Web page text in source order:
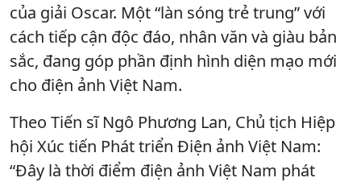
của giải Oscar. Một “làn sóng trẻ trung” với
cách tiếp cận độc đáo, nhân văn và giàu bản
sắc, đang góp phần định hình diện mạo mới
cho điện ảnh Việt Nam.
Theo Tiến sĩ Ngô Phương Lan, Chủ tịch Hiệp
hội Xúc tiến Phát triển Điện ảnh Việt Nam:
“Đây là thời điểm điện ảnh Việt Nam phát